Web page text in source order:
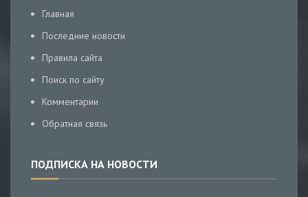
Главная
Последние новости
Правила сайта
Поиск по сайту
Комментарии
Обратная связь
ПОДПИСКА НА НОВОСТИ